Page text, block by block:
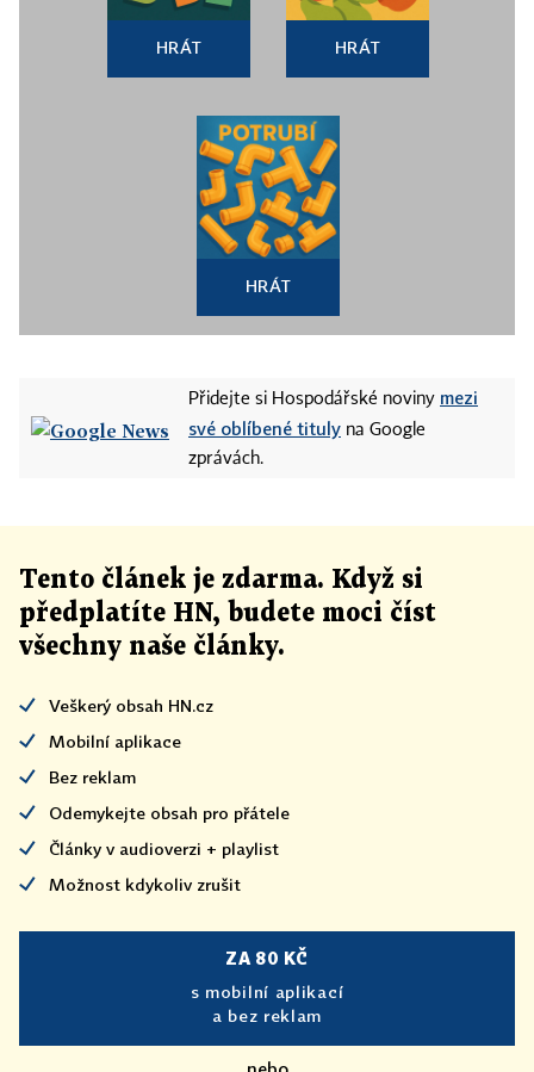
HRÁT HRÁT
HRÁT
Přidejte si Hospodářské noviny mezi
své oblíbené tituly na Google
zprávách.
Tento článek je zdarma. Když si
předplatíte HN, budete moci číst
všechny naše články.
Veškerý obsah HN.cz
Mobilní aplikace
Bez reklam
Odemykejte obsah pro přátele
Články v audioverzi + playlist
Možnost kdykoliv zrušit
ZA 80 KČ
s mobilní aplikací
a bez reklam